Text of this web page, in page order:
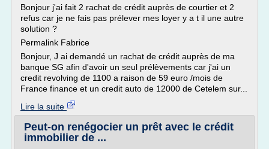
Bonjour j'ai fait 2 rachat de crédit auprès de courtier et 2
refus car je ne fais pas prélever mes loyer y a t il une autre
solution ?
Permalink Fabrice
Bonjour, J ai demandé un rachat de crédit auprès de ma
banque SG afin d'avoir un seul prélèvements car j'ai un
credit revolving de 1100 a raison de 59 euro /mois de
France finance et un credit auto de 12000 de Cetelem sur...
Lire la suite
Peut-on renégocier un prêt avec le crédit
immobilier de ...